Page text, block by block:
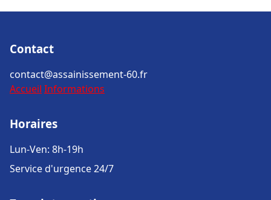
Contact
contact@assainissement-60.fr
Accueil Informations
Horaires
Lun-Ven: 8h-19h
Service d'urgence 24/7